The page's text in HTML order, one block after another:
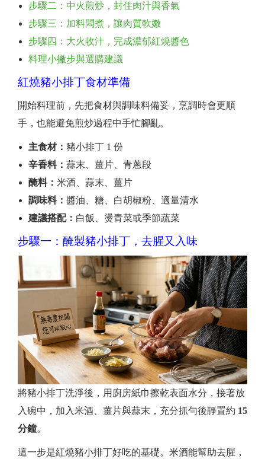
步驟二：中火煎炒，封住肉汁與香氣
步驟三：加料悶煮，讓肉質軟嫩
步驟四：大火收汁，完成濃郁紅燒醬色
料理小撇步與選購建議
紅燒豬小排丁食材準備
開始料理前，先把食材與調味料備妥，烹調時會更順
手，也能避免煎炒過程中手忙腳亂。
主食材： 豬小排丁 1 份
辛香料： 蒜末、薑片、青蔥段
醃料： 米酒、蒜末、薑片
調味料： 醬油、糖、白胡椒粉、適量清水
建議搭配： 白飯、燙青菜或季節蔬菜
步驟一：醃製豬小排丁，去腥又入味
將豬小排丁洗淨後，用廚房紙巾擦乾表面水分，接著放
入碗中，加入米酒、薑片與蒜末，充分抓勻後靜置約 15
分鐘。
這一步是紅燒豬小排丁好吃的基礎。米酒能幫助去腥，